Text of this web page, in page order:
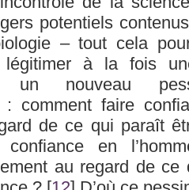
potentiels
– tout cela
légitimer à la fois
un nouveau
: comment faire
de ce qui paraît
confiance en
au regard de ce